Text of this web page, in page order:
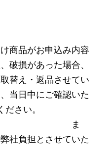
商品がお申込み内容
破損があった場合、
替え・返品させてい
当日中にご確認いた
絡ください。
ま
社負担とさせていた